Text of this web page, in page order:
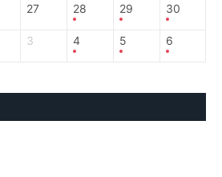
27 28 29 30
3 4 5 6